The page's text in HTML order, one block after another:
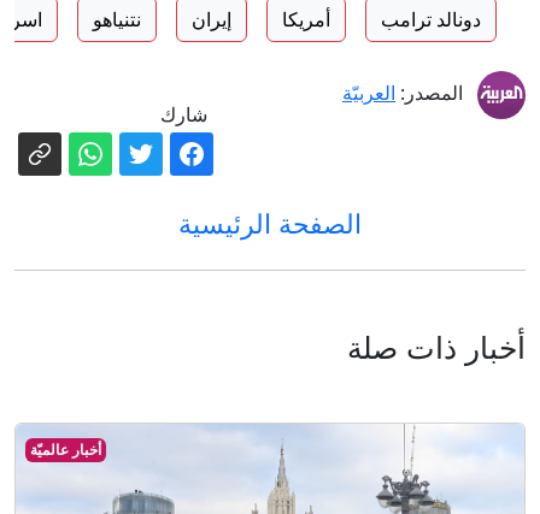
دونالد ترامب أمريكا إيران نتنياهو
المصدر: العربيّة
شارك
الصفحة الرئيسية
أخبار ذات صلة
أخبار عالميّة